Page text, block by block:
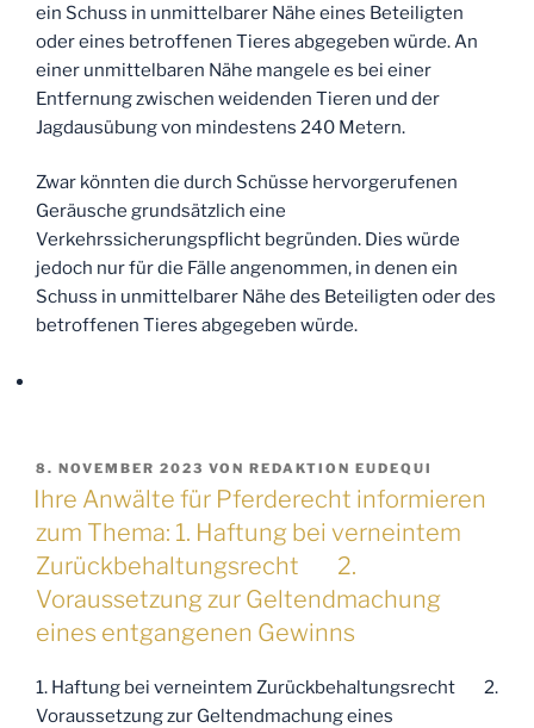
ein Schuss in unmittelbarer Nähe eines Beteiligten
oder eines betroffenen Tieres abgegeben würde. An
einer unmittelbaren Nähe mangele es bei einer
Entfernung zwischen weidenden Tieren und der
Jagdausübung von mindestens 240 Metern.
Zwar könnten die durch Schüsse hervorgerufenen
Geräusche grundsätzlich eine
Verkehrssicherungspflicht begründen. Dies würde
jedoch nur für die Fälle angenommen, in denen ein
Schuss in unmittelbarer Nähe des Beteiligten oder des
betroffenen Tieres abgegeben würde.
VERÖFFENTLICHT
AM
8. NOVEMBER 2023 VON REDAKTION EUDEQUI
Ihre Anwälte für Pferderecht informieren
zum Thema: 1. Haftung bei verneintem
Zurückbehaltungsrecht 2.
Voraussetzung zur Geltendmachung
eines entgangenen Gewinns
1. Haftung bei verneintem Zurückbehaltungsrecht 2.
Voraussetzung zur Geltendmachung eines